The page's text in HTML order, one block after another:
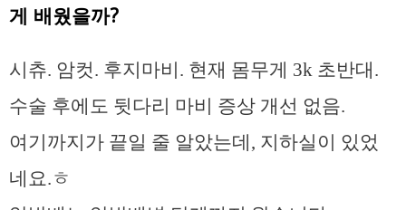
게 배웠을까?
시츄. 암컷. 후지마비. 현재 몸무게 3k 초반대.
수술 후에도 뒷다리 마비 증상 개선 없음.
여기까지가 끝일 줄 알았는데, 지하실이 있었
네요.ㅎ